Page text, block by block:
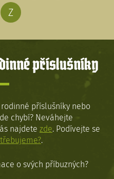
Z
příslušníky
příslušníky nebo
chybí? Neváhejte
najdete zde. Podívejte se
.
o svých příbuzných?